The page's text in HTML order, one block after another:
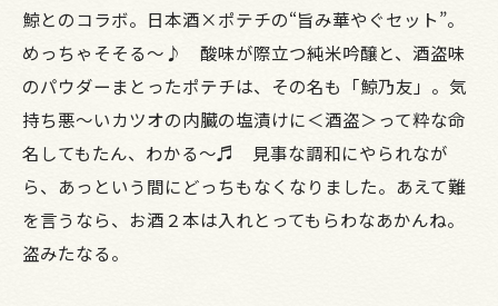
鯨とのコラボ。日本酒×ポテチの“旨み華やぐセット”。
めっちゃそそる～♪ 酸味が際立つ純米吟醸と、酒盗味
のパウダーまとったポテチは、その名も「鯨乃友」。気
持ち悪～いカツオの内臓の塩漬けに＜酒盗＞って粋な命
名してもたん、わかる～♬ 見事な調和にやられなが
ら、あっという間にどっちもなくなりました。あえて難
を言うなら、お酒２本は入れとってもらわなあかんね。
盗みたなる。